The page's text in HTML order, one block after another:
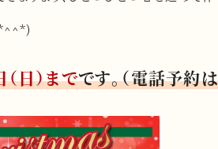
日）までです。（電話予約